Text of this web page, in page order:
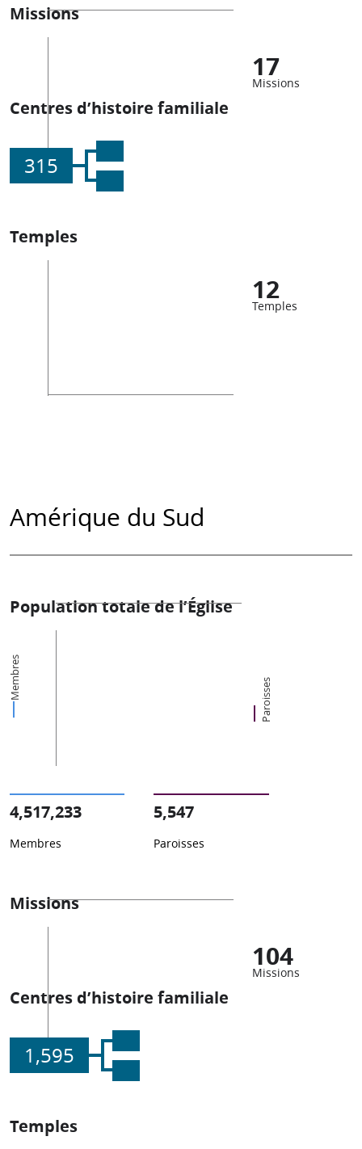
Missions
17
Missions
Centres d’histoire familiale
315
Temples
12
Temples
Amérique du Sud
Population totale de l’Église
Membres Paroisses
4,517,233
Membres
5,547
Paroisses
Missions
104
Missions
Centres d’histoire familiale
1,595
Temples